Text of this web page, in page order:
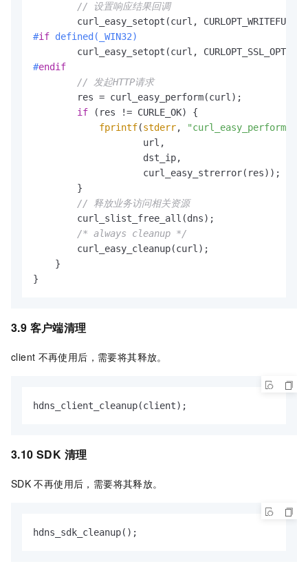
// 设置响应结果回调
#if defined(_WIN32)
#endif
// 发起HTTP请求
        res = curl_easy_perform(curl);
if (res != CURLE_OK) {
fprintf(stderr,
"curl_easy_perform()
                    url,
                    dst_ip,
                    curl_easy_strerror(res));
        }
// 释放业务访问相关资源
        curl_slist_free_all(dns);
/* always cleanup */
        curl_easy_cleanup(curl);
    }
3.9 客户端清理
client 不再使用后，需要将其释放。
hdns_client_cleanup(client);
3.10 SDK 清理
SDK 不再使用后，需要将其释放。
hdns_sdk_cleanup();